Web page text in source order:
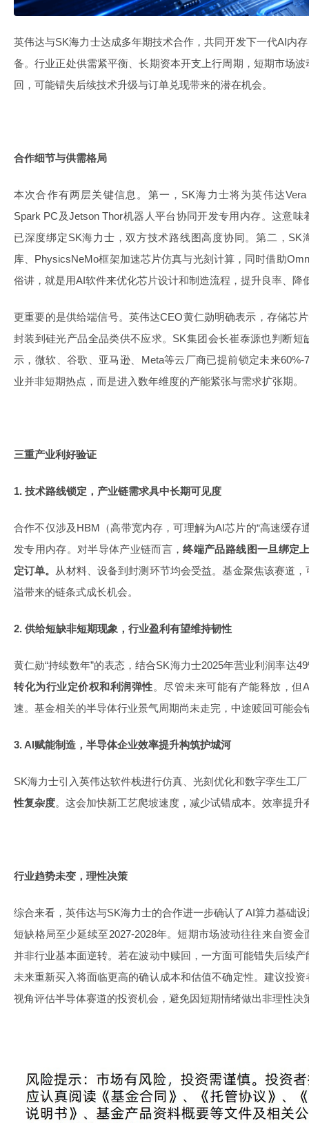
英伟达与SK海力士达成多年期技术合作，共同开发下一代AI内
备。行业正处供需紧平衡、长期资本开支上行周期，短期市场
回，可能错失后续技术升级与订单兑现带来的潜在机会。
合作细节与供需格局
本次合作有两层关键信息。第一，SK海力士将为英伟达Vera
Spark PC及Jetson Thor机器人平台协同开发专用内存。这意
已深度绑定SK海力士，双方技术路线图高度协同。第二，SK
库、PhysicsNeMo框架加速芯片仿真与光刻计算，同时借助
俗讲，就是用AI软件来优化芯片设计和制造流程，提升良率、降
更重要的是供给端信号。英伟达CEO黄仁勋明确表示，存储芯
封装到硅光产品全品类供不应求。SK集团会长崔泰源也判断短
示，微软、谷歌、亚马逊、Meta等云厂商已提前锁定未来
业并非短期热点，而是进入数年维度的产能紧张与需求扩张期。
三重产业利好验证
1. 技术路线锁定，产业链需求具中长期可见度
合作不仅涉及HBM（高带宽内存，可理解为AI芯片的“高速缓存
发专用内存。对半导体产业链而言，终端产品路线图一旦绑定
定订单。 从材料、设备到封测环节均会受益。基金聚焦该赛道
溢带来的链条式成长机会。
2. 供给短缺非短期现象，行业盈利有望维持韧性
黄仁勋“持续数年”的表态，结合SK海力士2025年营业利润率达
转化为行业定价权和利润弹性。尽管未来可能有产能释放，但
速。基金相关的半导体行业景气周期尚未走完，中途赎回可能会
3. AI赋能制造，半导体企业效率提升构筑护城河
SK海力士引入英伟达软件栈进行仿真、光刻优化和数字孪生工
性复杂度。这会加快新工艺爬坡速度，减少试错成本。效率提
行业趋势未变，理性决策
综合来看，英伟达与SK海力士的合作进一步确认了AI算力基础
短缺格局至少延续至2027-2028年。短期市场波动往往来自资
并非行业基本面逆转。若在波动中赎回，一方面可能错失后续
未来重新买入将面临更高的确认成本和估值不确定性。建议投
视角评估半导体赛道的投资机会，避免因短期情绪做出非理性决